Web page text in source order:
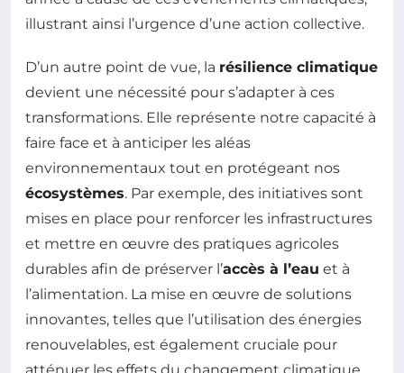
illustrant ainsi l’urgence d’une action collective.
D’un autre point de vue, la résilience climatique
devient une nécessité pour s’adapter à ces
transformations. Elle représente notre capacité à
faire face et à anticiper les aléas
environnementaux tout en protégeant nos
écosystèmes. Par exemple, des initiatives sont
mises en place pour renforcer les infrastructures
et mettre en œuvre des pratiques agricoles
durables afin de préserver l’accès à l’eau et à
l’alimentation. La mise en œuvre de solutions
innovantes, telles que l’utilisation des énergies
renouvelables, est également cruciale pour